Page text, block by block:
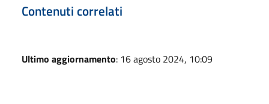
Contenuti correlati
Ultimo aggiornamento: 16 agosto 2024, 10:09